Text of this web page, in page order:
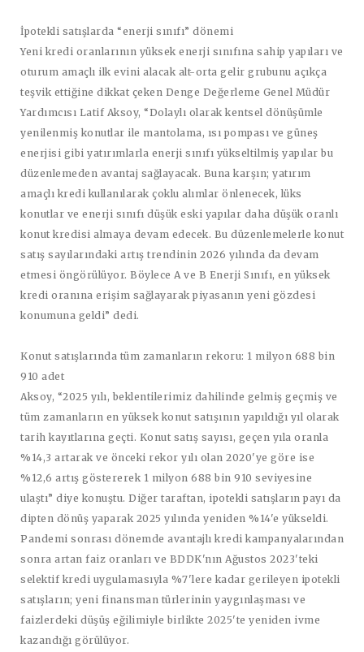
İpotekli satışlarda “enerji sınıfı” dönemi
Yeni kredi oranlarının yüksek enerji sınıfına sahip yapıları ve
oturum amaçlı ilk evini alacak alt-orta gelir grubunu açıkça
teşvik ettiğine dikkat çeken Denge Değerleme Genel Müdür
Yardımcısı Latif Aksoy, “Dolaylı olarak kentsel dönüşümle
yenilenmiş konutlar ile mantolama, ısı pompası ve güneş
enerjisi gibi yatırımlarla enerji sınıfı yükseltilmiş yapılar bu
düzenlemeden avantaj sağlayacak. Buna karşın; yatırım
amaçlı kredi kullanılarak çoklu alımlar önlenecek, lüks
konutlar ve enerji sınıfı düşük eski yapılar daha düşük oranlı
konut kredisi almaya devam edecek. Bu düzenlemelerle konut
satış sayılarındaki artış trendinin 2026 yılında da devam
etmesi öngörülüyor. Böylece A ve B Enerji Sınıfı, e n yüksek
kredi oranına erişim sağlayarak piyasanın yeni gözdesi
konumuna geldi” dedi.
Konut satışlarında tüm zamanların rekoru: 1 milyon 688 bin
910 adet
Aksoy, “2025 yılı, beklentilerimiz dahilinde gelmiş geçmiş ve
tüm zamanların en yüksek konut satışının yapıldığı yıl olarak
tarih kayıtlarına geçti. Konut satış sayısı, geçen yıla oranla
%14,3 artarak ve önceki rekor yılı olan 2020'ye göre ise
%12,6 artış göstererek 1 milyon 688 bin 910 seviyesine
ulaştı” diye konuştu. Diğer taraftan, ipotekli satışların payı da
dipten dönüş yaparak 2025 yılında yeniden %14'e yükseldi.
Pandemi sonrası dönemde avantajlı kredi kampanyalarından
sonra artan faiz oranları ve BDDK'nın Ağustos 2023'teki
selektif kredi uygulamasıyla %7'lere kadar gerileyen ipotekli
satışların; yeni finansman türlerinin yaygınlaşması ve
faizlerdeki düşüş eğilimiyle birlikte 2025'te yeniden ivme
kazandığı görülüyor.